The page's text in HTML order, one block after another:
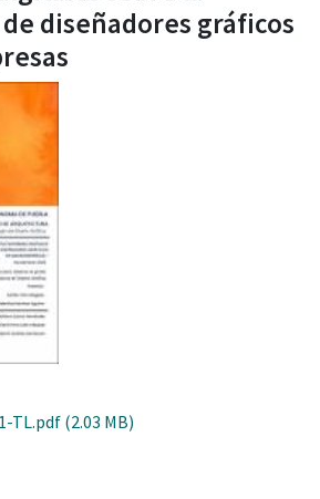
diseñadores gráficos
TL.pdf (2.03 MB)